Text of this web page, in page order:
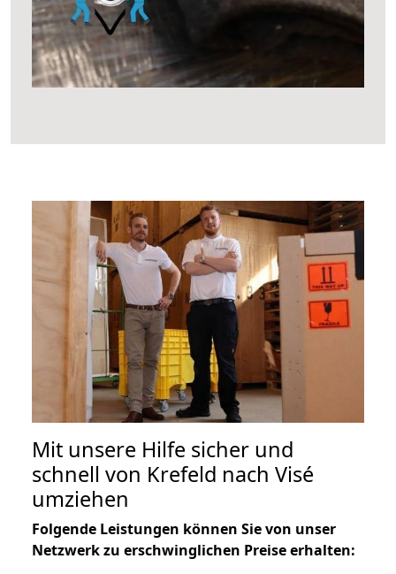
Mit unsere Hilfe sicher und
schnell von Krefeld nach Visé
umziehen
Folgende Leistungen können Sie von unser
Netzwerk zu erschwinglichen Preise erhalten: